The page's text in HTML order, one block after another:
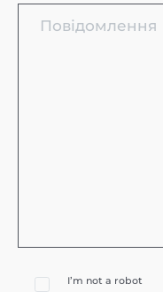
I’m not a robot